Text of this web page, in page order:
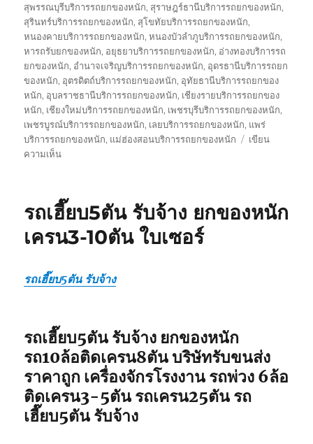
สุพรรณบุรีบริการรถยกของหนัก, สุราษฎร์ธานีบริการรถยกของหนัก,
สุรินทร์บริการรถยกของหนัก, สุโขทัยบริการรถยกของหนัก,
หนองคายบริการรถยกของหนัก,หนองบัวลำภูบริการรถยกของหนัก,
หารถรับยกของหนัก, อยุธยาบริการรถยกของหนัก, อ่างทองบริการรถ
ยกของหนัก, อำนาจเจริญบริการรถยกของหนัก, อุดรธานีบริการรถยก
ของหนัก, อุตรดิตถ์บริการรถยกของหนัก, อุทัยธานีบริการรถยกของ
หนัก, อุบลราชธานีบริการรถยกของหนัก, เชียงรายบริการรถยกของ
หนัก, เชียงใหม่บริการรถยกของหนัก, เพชรบุรีบริการรถยกของหนัก,
เพชรบูรณ์บริการรถยกของหนัก, เลยบริการรถยกของหนัก, แพร่
บริการรถยกของหนัก, แม่ฮ่องสอนบริการรถยกของหนัก
เขียน
ความเห็นบน
ยก
ของ
10ล้อ
เครน
5ตัน
รถเฮี๊ยบ5ตัน รับจ้าง ยกของหนัก
เครน3-10ตัน ใบเซอร์
รถเฮี๊ยบ5ตัน รับจ้าง
รถเฮี๊ยบ5ตัน รับจ้าง ยกของหนัก
รถ10ล้อติดเครน8ตัน บริษัทรับขนส่ง
ราคาถูก เครื่องจักรโรงงาน รถพ่วง 6ล้อ
ติดเครน3-5ตัน รถเครน25ตัน รถ
เฮี๊ยบ5ตัน รับจ้าง